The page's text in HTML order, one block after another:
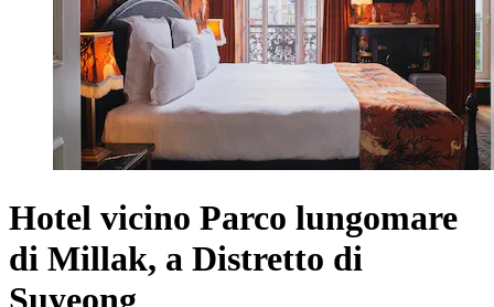
Hotel vicino Parco lungomare
di Millak, a Distretto di